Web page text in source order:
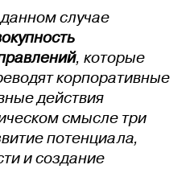
случае
, которые
корпоративные
действия
смысле три
потенциала,
и создание